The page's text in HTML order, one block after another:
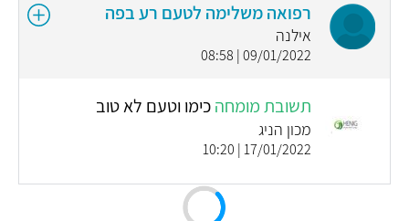
רפואה משלימה לטעם רע בפה
אילנה
09/01/2022 | 08:58
תשובת מומחהכימו וטעם לא טוב
מכון הניג
17/01/2022 | 10:20